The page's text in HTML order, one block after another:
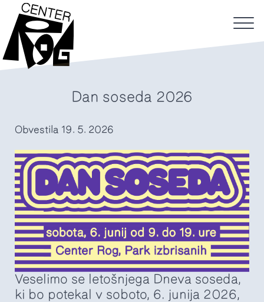
Dan soseda 2026
Obvestila 19. 5. 2026
Veselimo se letošnjega Dneva soseda,
ki bo potekal v soboto, 6. junija 2026,